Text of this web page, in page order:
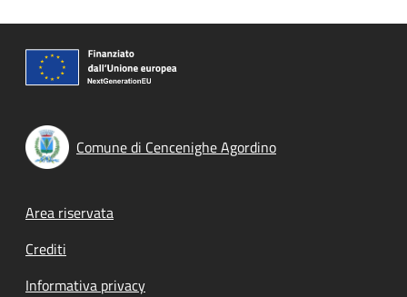
Comune di Cencenighe Agordino
Footer menu
Area riservata
Crediti
Informativa privacy